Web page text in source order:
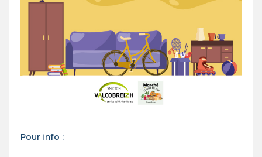
Pour info :